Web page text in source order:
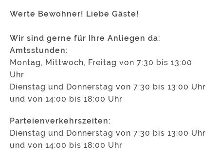
Werte Bewohner! Liebe Gäste!
Wir sind gerne für Ihre Anliegen da:
Amtsstunden:
Montag, Mittwoch, Freitag von 7:30 bis 13:00
Uhr
Dienstag und Donnerstag von 7:30 bis 13:00 Uhr
und von 14:00 bis 18:00 Uhr
Parteienverkehrszeiten:
Dienstag und Donnerstag von 7:30 bis 13:00 Uhr
und von 14:00 bis 18:00 Uhr